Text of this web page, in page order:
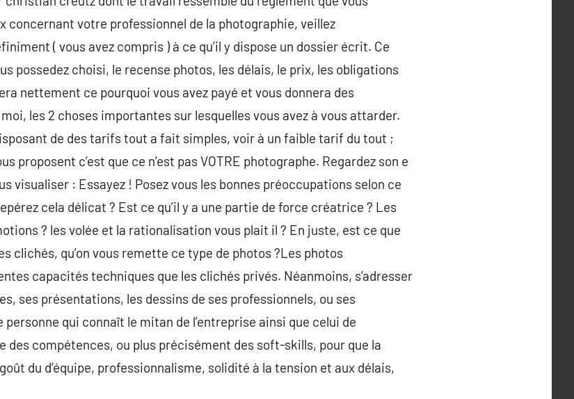
concernant votre professionnel de la photographie, veillez
( vous avez compris ) à ce qu’il y dispose un dossier écrit. Ce
possedez choisi, le recense photos, les délais, le prix, les obligations
nettement ce pourquoi vous avez payé et vous donnera des
les 2 choses importantes sur lesquelles vous avez à vous attarder.
de des tarifs tout a fait simples, voir à un faible tarif du tout ;
proposent c’est que ce n’est pas VOTRE photographe. Regardez son e
visualiser : Essayez ! Posez vous les bonnes préoccupations selon ce
cela délicat ? Est ce qu’il y a une partie de force créatrice ? Les
? les volée et la rationalisation vous plait il ? En juste, est ce que
clichés, qu’on vous remette ce type de photos ?Les photos
capacités techniques que les clichés privés. Néanmoins, s’adresser
ses présentations, les dessins de ses professionnels, ou ses
qui connaît le mitan de l’entreprise ainsi que celui de
des compétences, ou plus précisément des soft-skills, pour que la
du d’équipe, professionnalisme, solidité à la tension et aux délais,